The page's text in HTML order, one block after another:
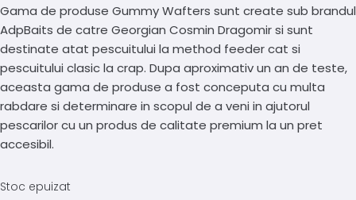
Gama de produse Gummy Wafters sunt create sub brandul
AdpBaits de catre Georgian Cosmin Dragomir si sunt
destinate atat pescuitului la method feeder cat si
pescuitului clasic la crap. Dupa aproximativ un an de teste,
aceasta gama de produse a fost conceputa cu multa
rabdare si determinare in scopul de a veni in ajutorul
pescarilor cu un produs de calitate premium la un pret
accesibil.
Stoc epuizat